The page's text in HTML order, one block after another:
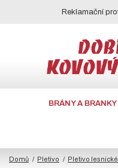
Reklamační
BRÁNY A BRANKY
Domů Pletivo Pletivo